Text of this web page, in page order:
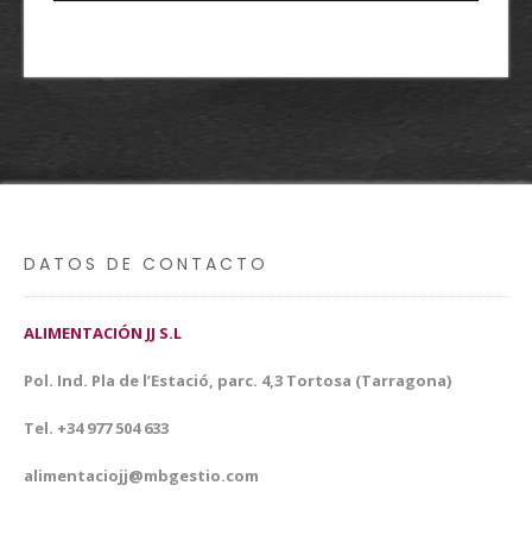
DATOS DE CONTACTO
ALIMENTACIÓN JJ S.L
Pol. Ind. Pla de l’Estació, parc. 4,3 Tortosa (Tarragona)
Tel. +34 977 504 633
alimentaciojj@mbgestio.com